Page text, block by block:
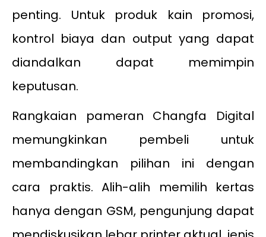
penting. Untuk produk kain promosi,
kontrol biaya dan output yang dapat
diandalkan dapat memimpin
keputusan.
Rangkaian pameran Changfa Digital
memungkinkan pembeli untuk
membandingkan pilihan ini dengan
cara praktis. Alih-alih memilih kertas
hanya dengan GSM, pengunjung dapat